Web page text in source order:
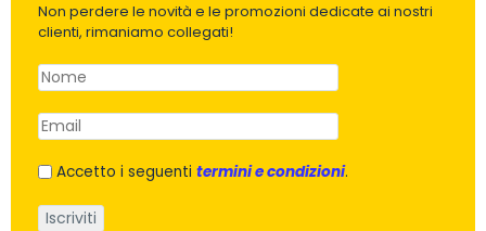
Non perdere le novità e le promozioni dedicate ai nostri
clienti, rimaniamo collegati!
Accetto i seguenti termini e condizioni.